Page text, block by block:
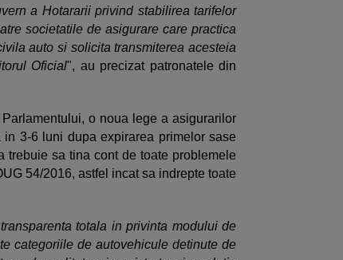
a Hotararii privind stabilirea tarifelor
societatile de asigurare care practica
auto si solicita transmiterea acesteia
Oficial", au precizat patronatele din
o noua lege a asigurarilor
3-6 luni dupa expirarea primelor sase
trebuie sa tina cont de toate problemele
54/2016, astfel incat sa indrepte toate
totala in privinta modului de
categoriile de autovehicule detinute de